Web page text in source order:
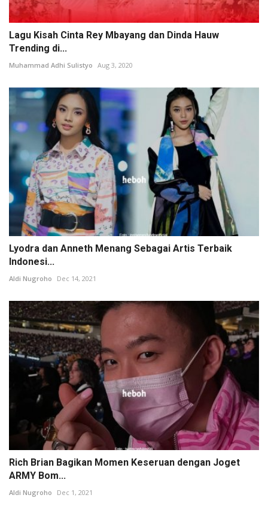
Lagu Kisah Cinta Rey Mbayang dan Dinda Hauw
Trending di...
Muhammad Adhi Sulistyo Aug 3, 2020
Lyodra dan Anneth Menang Sebagai Artis Terbaik
Indonesi...
Aldi Nugroho Dec 14, 2021
Rich Brian Bagikan Momen Keseruan dengan Joget
ARMY Bom...
Aldi Nugroho Dec 1, 2021